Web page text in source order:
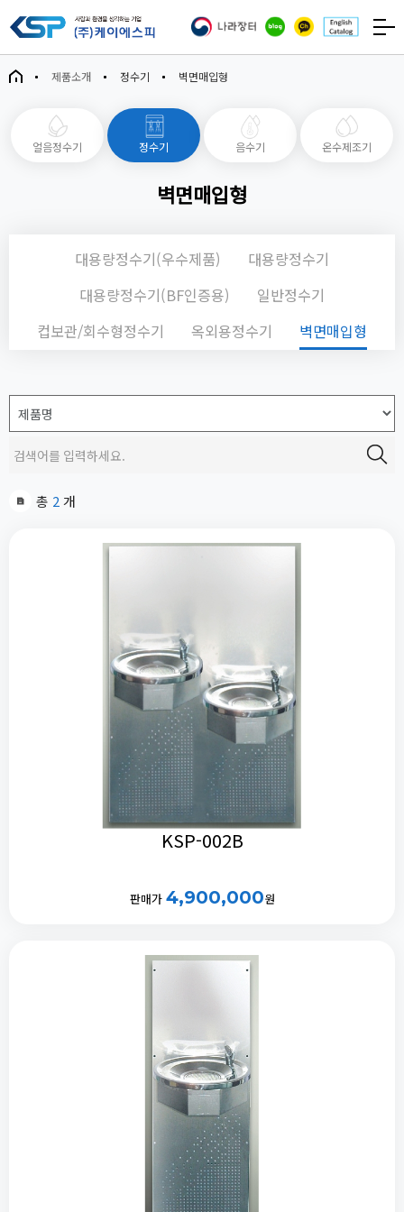
제품소개 정수기 벽면매입형
얼음정수기 정수기 음수기 온수제조기
벽면매입형
대용량정수기(우수제품)
대용량정수기
대용량정수기(BF인증용)
일반정수기
컵보관/회수형정수기
옥외용정수기 벽면매입형
총 2 개
KSP-002B
판매가 4,900,000원